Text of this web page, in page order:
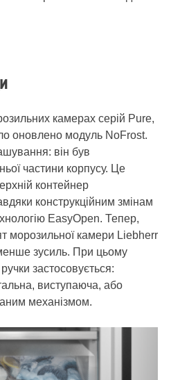
камерах серій Pure,
оновлено модуль NoFrost.
він був
частини корпусу. Це
контейнер
конструкційним змінам
EasyOpen. Тепер,
морозильної камери Liebherr
зусиль. При цьому
застосовується:
виступаюча, або
механізмом.